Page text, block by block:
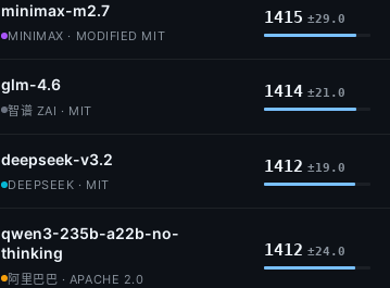
minimax-m2.7
MINIMAX · MODIFIED MIT
1415 ±29.0
glm-4.6
智谱 ZAI · MIT
1414 ±21.0
deepseek-v3.2
DEEPSEEK · MIT
1412 ±19.0
qwen3-235b-a22b-no-
thinking
阿里巴巴 · APACHE 2.0
1412 ±24.0